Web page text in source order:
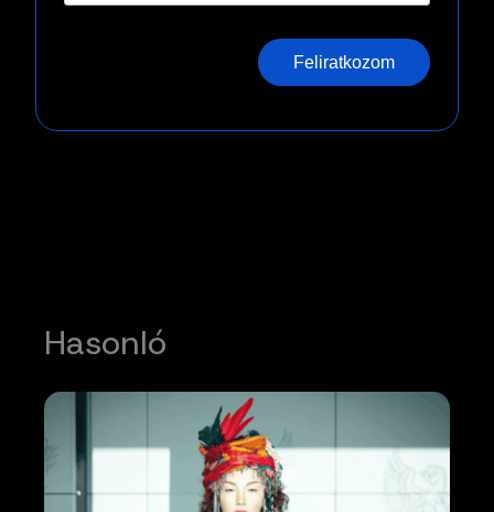
Feliratkozom
Hasonló